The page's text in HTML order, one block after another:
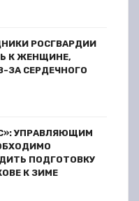
РОСГВАРДИИ
К ЖЕНЩИНЕ,
ЗА СЕРДЕЧНОГО
УПРАВЛЯЮЩИМ
ПОДГОТОВКУ
К ЗИМЕ